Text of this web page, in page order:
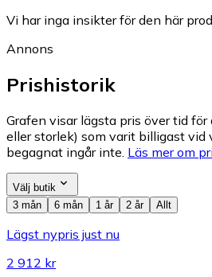
Vi har inga insikter för den här
Annons
Prishistorik
Grafen visar lägsta pris över tid
eller storlek) som varit billigast vid
begagnat ingår inte. Läs mer om
Välj butik
3 mån
6 mån 1 år 2 år Allt
Lägst nypris just nu
2 912 kr